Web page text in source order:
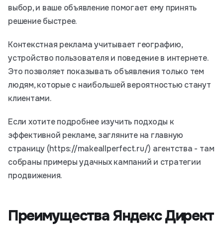
выбор, и ваше объявление помогает ему принять
решение быстрее.
Контекстная реклама учитывает географию,
устройство пользователя и поведение в интернете.
Это позволяет показывать объявления только тем
людям, которые с наибольшей вероятностью станут
клиентами.
Если хотите подробнее изучить подходы к
эффективной рекламе, загляните на главную
страницу (https://makeallperfect.ru/) агентства - там
собраны примеры удачных кампаний и стратегии
продвижения.
Преимущества Яндекс Директ